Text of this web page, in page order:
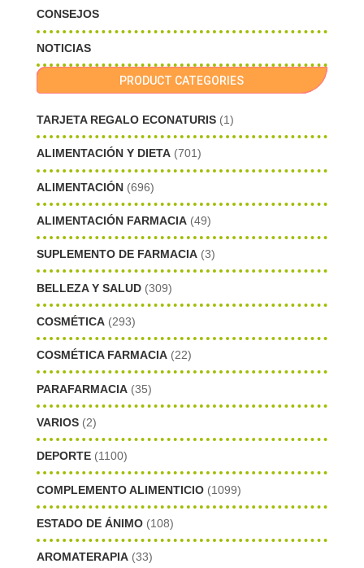
CONSEJOS
NOTICIAS
PRODUCT CATEGORIES
TARJETA REGALO ECONATURIS (1)
ALIMENTACIÓN Y DIETA (701)
ALIMENTACIÓN (696)
ALIMENTACIÓN FARMACIA (49)
SUPLEMENTO DE FARMACIA (3)
BELLEZA Y SALUD (309)
COSMÉTICA (293)
COSMÉTICA FARMACIA (22)
PARAFARMACIA (35)
VARIOS (2)
DEPORTE (1100)
COMPLEMENTO ALIMENTICIO (1099)
ESTADO DE ÁNIMO (108)
AROMATERAPIA (33)